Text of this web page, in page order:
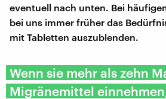
eventuell nach unten. Bei
bei uns immer früher das
mit Tabletten auszublenden.
Wenn sie mehr als zehn
Migränemittel